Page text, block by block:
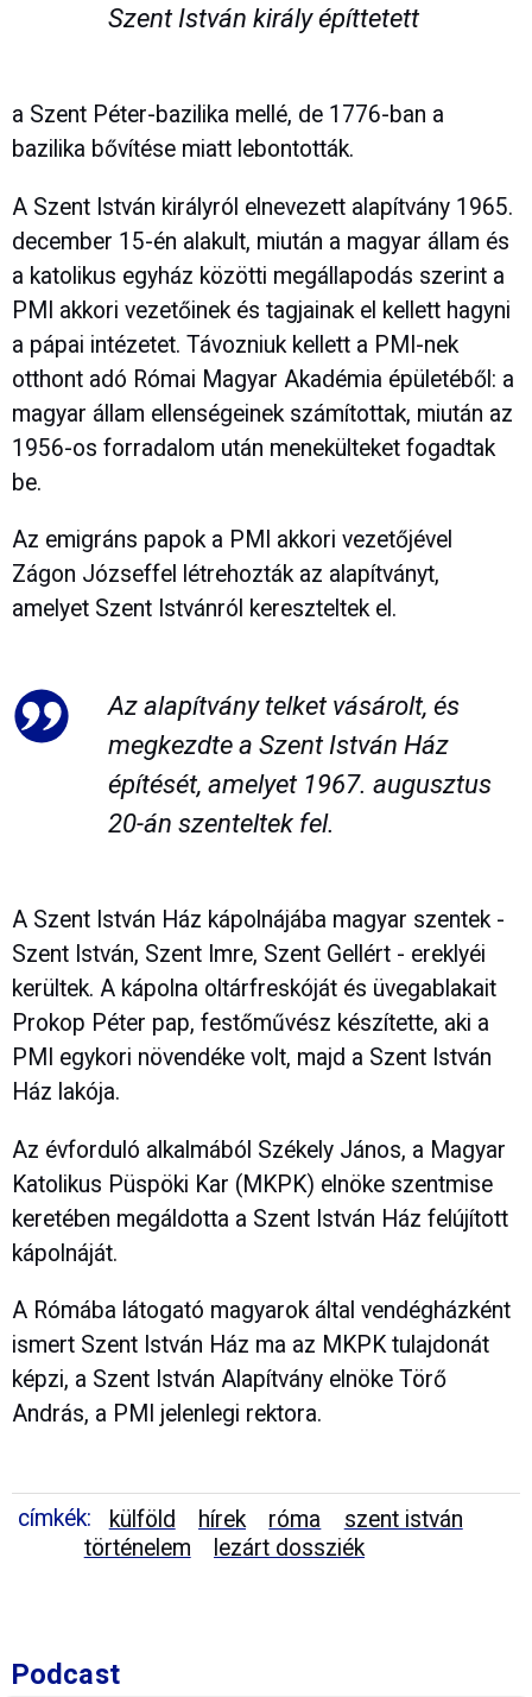
Szent István király építtetett
a Szent Péter-bazilika mellé, de 1776-ban a
bazilika bővítése miatt lebontották.
A Szent István királyról elnevezett alapítvány 1965.
december 15-én alakult, miután a magyar állam és
a katolikus egyház közötti megállapodás szerint a
PMI akkori vezetőinek és tagjainak el kellett hagyni
a pápai intézetet. Távozniuk kellett a PMI-nek
otthont adó Római Magyar Akadémia épületéből: a
magyar állam ellenségeinek számítottak, miután az
1956-os forradalom után menekülteket fogadtak
be.
Az emigráns papok a PMI akkori vezetőjével
Zágon Józseffel létrehozták az alapítványt,
amelyet Szent Istvánról kereszteltek el.
Az alapítvány telket vásárolt, és
megkezdte a Szent István Ház
építését, amelyet 1967. augusztus
20-án szenteltek fel.
A Szent István Ház kápolnájába magyar szentek -
Szent István, Szent Imre, Szent Gellért - ereklyéi
kerültek. A kápolna oltárfreskóját és üvegablakait
Prokop Péter pap, festőművész készítette, aki a
PMI egykori növendéke volt, majd a Szent István
Ház lakója.
Az évforduló alkalmából Székely János, a Magyar
Katolikus Püspöki Kar (MKPK) elnöke szentmise
keretében megáldotta a Szent István Ház felújított
kápolnáját.
A Rómába látogató magyarok által vendégházként
ismert Szent István Ház ma az MKPK tulajdonát
képzi, a Szent István Alapítvány elnöke Törő
András, a PMI jelenlegi rektora.
címkék: külföld hírek róma
szent istván
történelem
lezárt dossziék
Podcast